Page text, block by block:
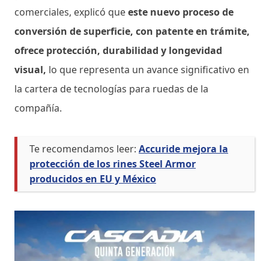
comerciales, explicó queeste nuevo proceso de
conversión de superficie, con patente en trámite,
ofrece protección, durabilidad y longevidad
visual, lo que representa un avance significativo en
la cartera de tecnologías para ruedas de la
compañía.
Te recomendamos leer: Accuride mejora la
protección de los rines Steel Armor
producidos en EU y México